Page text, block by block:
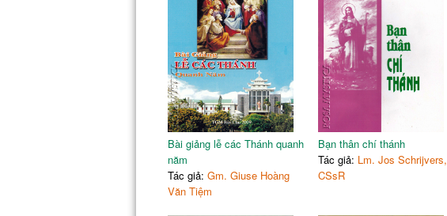
Bài giảng lễ các Thánh quanh
năm
Tác giả: Gm. Giuse Hoàng
Văn Tiệm
Bạn thân chí thánh
Tác giả: Lm. Jos Schrijvers,
CSsR